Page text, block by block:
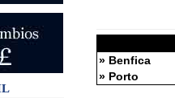
» Benfica
» Porto